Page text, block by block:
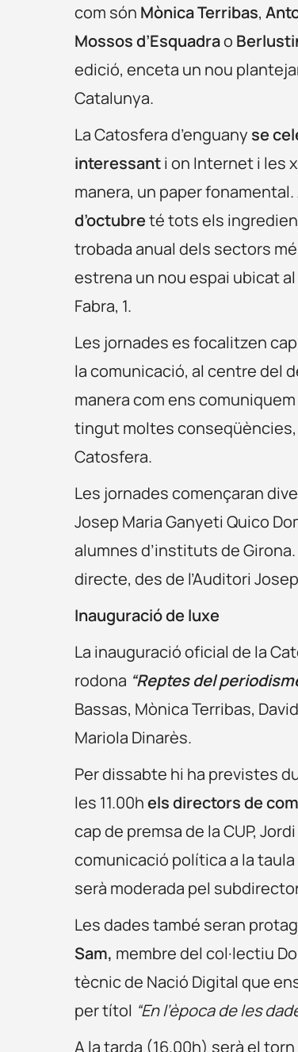
com són Mònica Terribas,
Mossos d’Esquadrao
edició, enceta un nou
Catalunya.
La Catosfera d’enguany se
interessanti on Internet i les
manera, un paper
d’octubreté tots els
trobada anual dels sectors
estrena un nou espai ubicat al
Fabra, 1.
Les jornades es focalitzen
la comunicació, al centre del
manera com ens
tingut moltes
Catosfera.
Les jornades començaran
Josep Maria Ganyeti Quico
alumnes d’instituts de
directe, des de l’Auditori
Inauguració de luxe
La inauguració oficial de la
rodona “Reptes del
Bassas, Mònica Terribas,
Mariola Dinarès.
Per dissabte hi ha previstes
les 11.00hels directors de
cap de premsa de la CUP,
comunicació política a la
serà moderada pel
Les dades també seran
Sam, membre del col·lectiu
tècnic de Nació Digital que
per títol “En l’època de les
A la tarda (16.00h) serà el